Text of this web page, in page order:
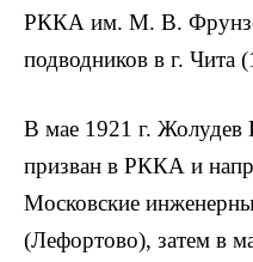
РККА им. М. В.
подводников в г. Чита
В мае 1921 г. Жолудев
призван в РККА и
Московские
(Лефортово), затем в